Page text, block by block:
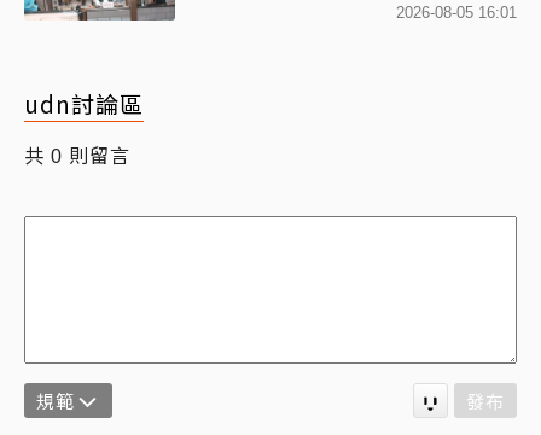
2026-08-05 16:01
udn討論區
共 0 則留言
規範 發布